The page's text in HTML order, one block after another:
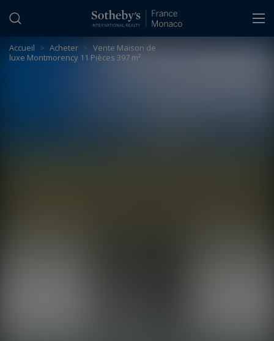
Accueil > Acheter > Vente Maison de
luxe Montmorency 11 Pièces 397 m²